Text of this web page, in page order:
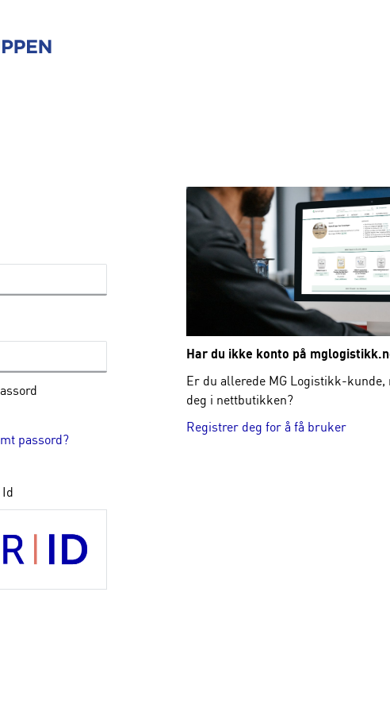
passord?
Har du ikke konto på
Er du allerede MG Logistikk-
deg i nettbutikken?
Registrer deg for å få bruker